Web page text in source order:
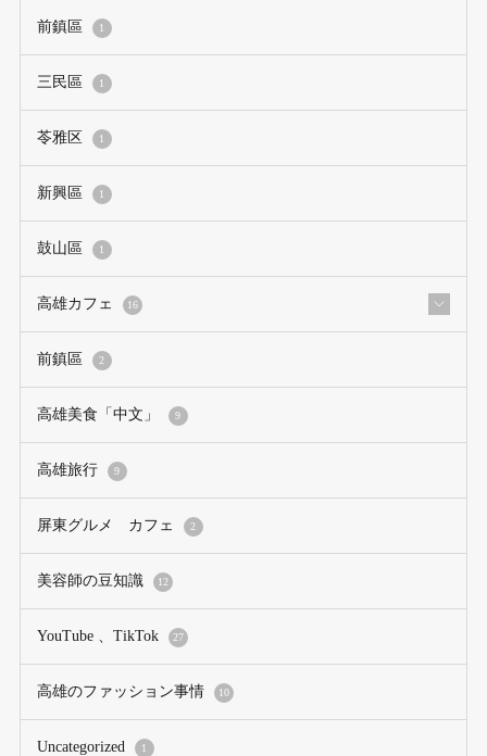
前鎮區 1
三民區 1
苓雅区 1
新興區 1
鼓山區 1
高雄カフェ 16
前鎮區 2
高雄美食「中文」 9
高雄旅行 9
屏東グルメ カフェ 2
美容師の豆知識 12
YouTube 、TikTok 27
高雄のファッション事情 10
Uncategorized 1